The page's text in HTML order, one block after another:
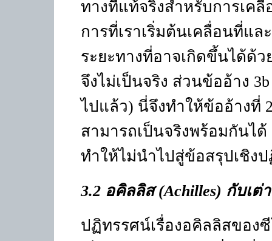
ทางที่แท้จริงสำหรับการเค
การที่เราเริ่มต้นเคลื่อนที่แ
ระยะทางที่อาจเกิดขึ้นได้ด้
จึงไม่เป็นจริง ส่วนข้ออ้าง 3
ไปแล้ว) นี่จึงทำให้ข้ออ้างที่
สามารถเป็นจริงพร้อมกันไ
ทำให้ไม่นำไปสู่ข้อสรุปเชิง
3.2 อคิลลิส(Achilles) กับเต่า
ปฏิทรรศน์เรื่องอคิลลิสของ